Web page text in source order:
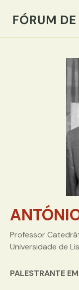
Professor
Universidade de
PALESTRANTE